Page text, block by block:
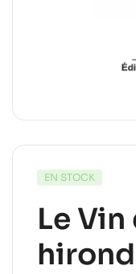
EN STOCK
Le Vin